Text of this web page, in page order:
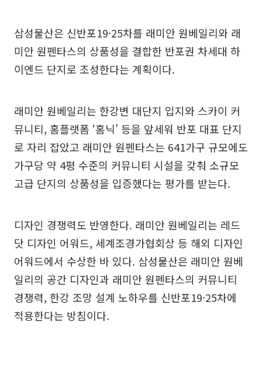
삼성물산은 신반포19·25차를 래미안 원베일리와 래
미안 원펜타스의 상품성을 결합한 반포권 차세대 하
이엔드 단지로 조성한다는 계획이다.
래미안 원베일리는 한강변 대단지 입지와 스카이 커
뮤니티, 홈플랫폼 ‘홈닉’ 등을 앞세워 반포 대표 단지
로 자리 잡았고 래미안 원펜타스는 641가구 규모에도
가구당 약 4평 수준의 커뮤니티 시설을 갖춰 소규모
고급 단지의 상품성을 입증했다는 평가를 받는다.
디자인 경쟁력도 반영한다. 래미안 원베일리는 레드
닷 디자인 어워드, 세계조경가협회상 등 해외 디자인
어워드에서 수상한 바 있다. 삼성물산은 래미안 원베
일리의 공간 디자인과 래미안 원펜타스의 커뮤니티
경쟁력, 한강 조망 설계 노하우를 신반포19·25차에
적용한다는 방침이다.